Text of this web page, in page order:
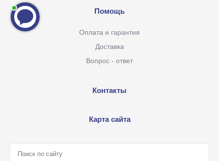
Помощь
Оплата и гарантия
Доставка
Вопрос - ответ
Контакты
Карта сайта